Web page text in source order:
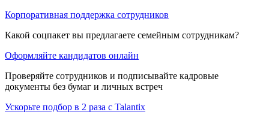
Корпоративная поддержка сотрудников
Какой соцпакет вы предлагаете семейным сотрудникам?
Оформляйте кандидатов онлайн
Проверяйте сотрудников и подписывайте кадровые
документы без бумаг и личных встреч
Ускорьте подбор в 2 раза с Talantix